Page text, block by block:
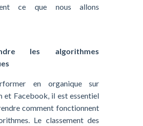
ce que nous allons
les algorithmes
en organique sur
et Facebook, il est essentiel
comment fonctionnent
Le classement des